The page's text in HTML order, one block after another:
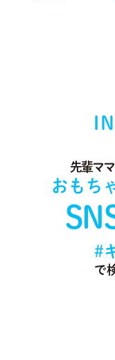
先輩マ
おもち
#
で